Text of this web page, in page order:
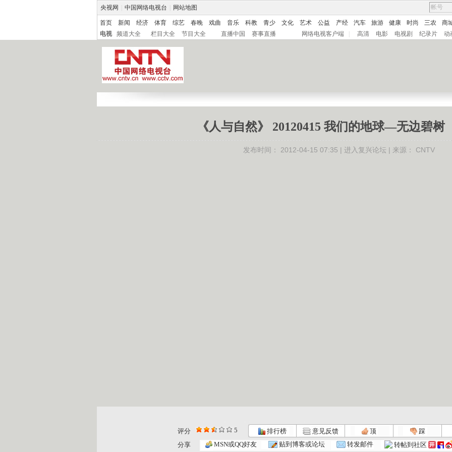
央视网 中国网络电视台 网站地图
首页 新闻 经济 体育 综艺 春晚 戏曲 音乐 科教 青少 文化 艺术 公益 产经 汽车 旅游 健康 时尚 三农
商
电视
频道大全 栏目大全 节目大全 直播中国 赛事直播 网络电视客户端 高清 电影 电视剧 纪录片 动
《人与自然》 20120415 我们的地球—无边碧树
发布时间： 2012-04-15 07:35 | 进入复兴论坛 | 来源： CNTV
评分 5 排行榜 意见反馈 顶
踩
分享
MSN或QQ好友 贴到博客或论坛 转发邮件 转帖到社区